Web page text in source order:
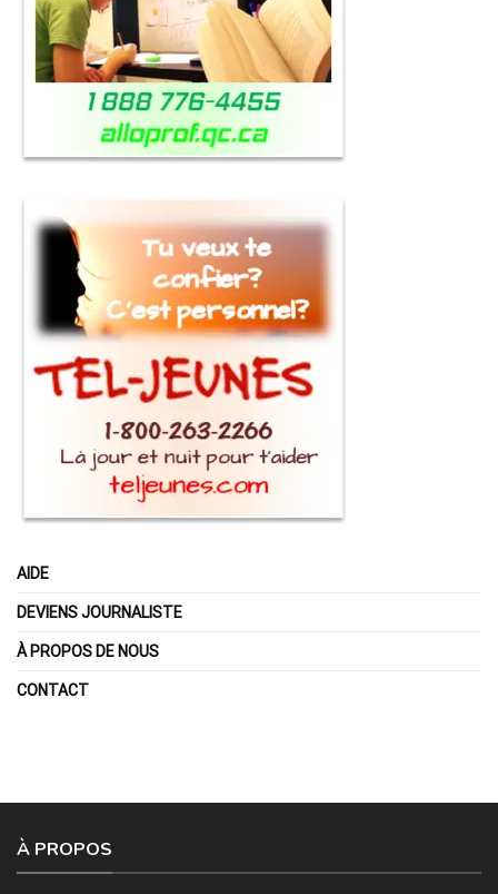
AIDE
DEVIENS JOURNALISTE
À PROPOS DE NOUS
CONTACT
À PROPOS